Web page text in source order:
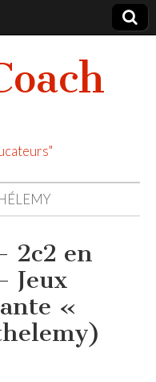
2c2 en
Jeux
«